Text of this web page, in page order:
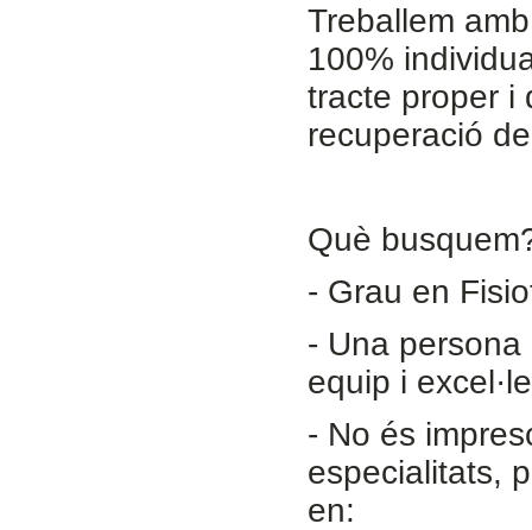
Treballem
100%
tracte proper i
recuperació
​Què
- ​Grau en
- ​Una
equip i
- ​No és
especialitats,
en: